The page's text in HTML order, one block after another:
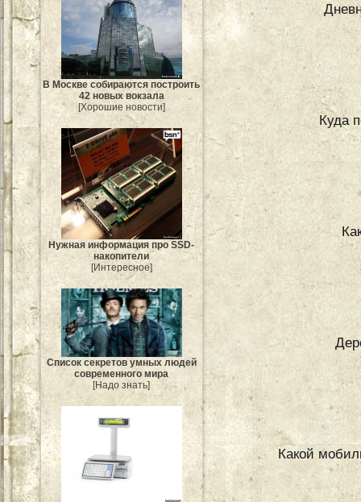
В Москве собираются построить
42 новых вокзала
[Хорошие новости]
Нужная информация про SSD-
накопители
[Интересное]
Список секретов умных людей
современного мира
[Надо знать]
Куда
Какой